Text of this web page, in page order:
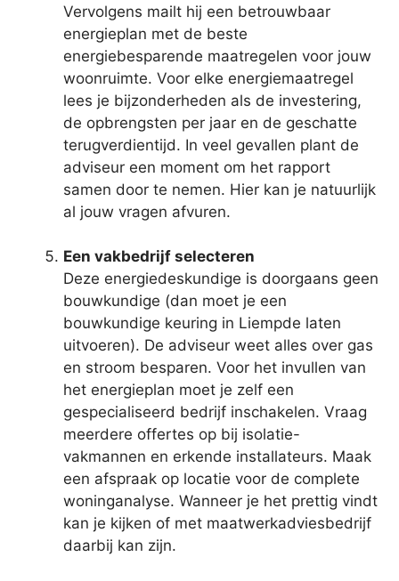
Vervolgens mailt hij een betrouwbaar
energieplan met de beste
energiebesparende maatregelen voor jouw
woonruimte. Voor elke energiemaatregel
lees je bijzonderheden als de investering,
de opbrengsten per jaar en de geschatte
terugverdientijd. In veel gevallen plant de
adviseur een moment om het rapport
samen door te nemen. Hier kan je natuurlijk
al jouw vragen afvuren.
Een vakbedrijf selecteren
Deze energiedeskundige is doorgaans geen
bouwkundige (dan moet je een
bouwkundige keuring in Liempde laten
uitvoeren). De adviseur weet alles over gas
en stroom besparen. Voor het invullen van
het energieplan moet je zelf een
gespecialiseerd bedrijf inschakelen. Vraag
meerdere offertes op bij isolatie-
vakmannen en erkende installateurs. Maak
een afspraak op locatie voor de complete
woninganalyse. Wanneer je het prettig vindt
kan je kijken of met maatwerkadviesbedrijf
daarbij kan zijn.